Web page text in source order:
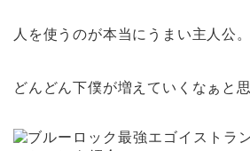
人を使うのが本当にうまい主人公。
どんどん下僕が増えていくなぁと